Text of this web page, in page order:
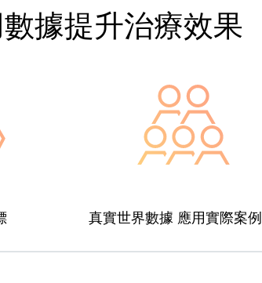
據提升治療效果
真實世界數據 應用實際案例